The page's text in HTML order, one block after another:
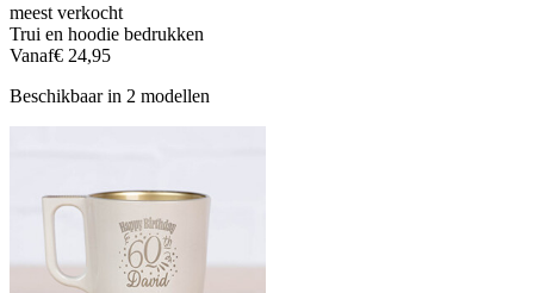
meest verkocht
Trui en hoodie bedrukken
Vanaf€ 24,95
Beschikbaar in 2 modellen